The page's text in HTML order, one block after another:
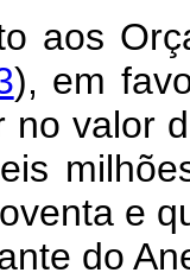
aos
), em
no valor
e
do